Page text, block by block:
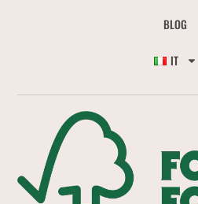
BLOG
IT